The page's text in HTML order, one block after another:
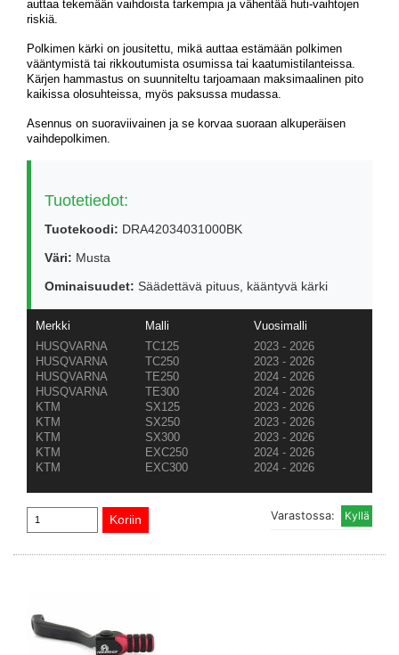
auttaa tekemään vaihdoista tarkempia ja vähentää huti-vaihtojen
riskiä.
Polkimen kärki on jousitettu, mikä auttaa estämään polkimen
vääntymistä tai rikkoutumista osumissa tai kaatumistilanteissa.
Kärjen hammastus on suunniteltu tarjoamaan maksimaalinen pito
kaikissa olosuhteissa, myös paksussa mudassa.
Asennus on suoraviivainen ja se korvaa suoraan alkuperäisen
vaihdepolkimen.
Tuotetiedot:
Tuotekoodi: DRA42034031000BK
Väri: Musta
Ominaisuudet: Säädettävä pituus, kääntyvä kärki
Merkki Malli
Vuosimalli
HUSQVARNA
TC125
2023 - 2026
HUSQVARNA
TC250
2023 - 2026
HUSQVARNA
TE250
2024 - 2026
HUSQVARNA
TE300
2024 - 2026
KTM
SX125
2023 - 2026
KTM
SX250
2023 - 2026
KTM
SX300
2023 - 2026
KTM
EXC250
2024 - 2026
KTM
EXC300 2024 - 2026
Varastossa: